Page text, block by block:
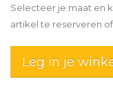
Selecteer je maat en
artikel te reserveren
Leg in je